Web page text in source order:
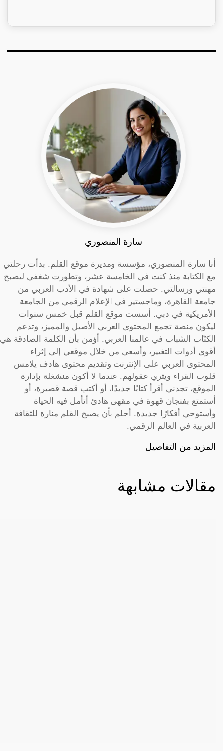
سارة المنصوري
أنا سارة المنصوري، مؤسسة ومديرة موقع القلم. بدأت رحلتي
مع الكتابة منذ كنت في الخامسة عشر، وتطورت شغفي ليصبح
مهنتي ورسالتي. حصلت على شهادة في الأدب العربي من
جامعة القاهرة، وماجستير في الإعلام الرقمي من الجامعة
الأمريكية في دبي. أسست موقع القلم قبل خمس سنوات
ليكون منصة تجمع المحتوى العربي الأصيل والمميز، وتدعم
الكتّاب الشباب في عالمنا العربي. أؤمن بأن الكلمة الصادقة هي
أقوى أدوات التغيير، وأسعى من خلال موقعي إلى إثراء
المحتوى العربي على الإنترنت وتقديم محتوى هادف يلامس
قلوب القراء ويثري عقولهم. عندما لا أكون منشغلة بإدارة
الموقع، تجدني أقرأ كتابًا جديدًا، أو أكتب قصة قصيرة، أو
أستمتع بفنجان قهوة في مقهى هادئ أتأمل فيه الحياة
وأستوحي أفكارًا جديدة. أحلم بأن يصبح القلم منارة للثقافة
العربية في العالم الرقمي.
المزيد من التفاصيل
مقالات مشابهة